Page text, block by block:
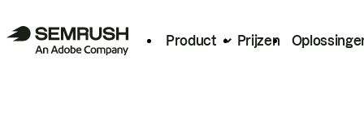
Product Prijzen